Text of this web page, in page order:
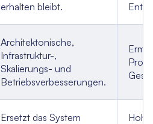
erhalten bleibt.
Architektonische,
Infrastruktur-,
Skalierungs- und
Betriebsverbesserungen.
Ersetzt das System
Hohe